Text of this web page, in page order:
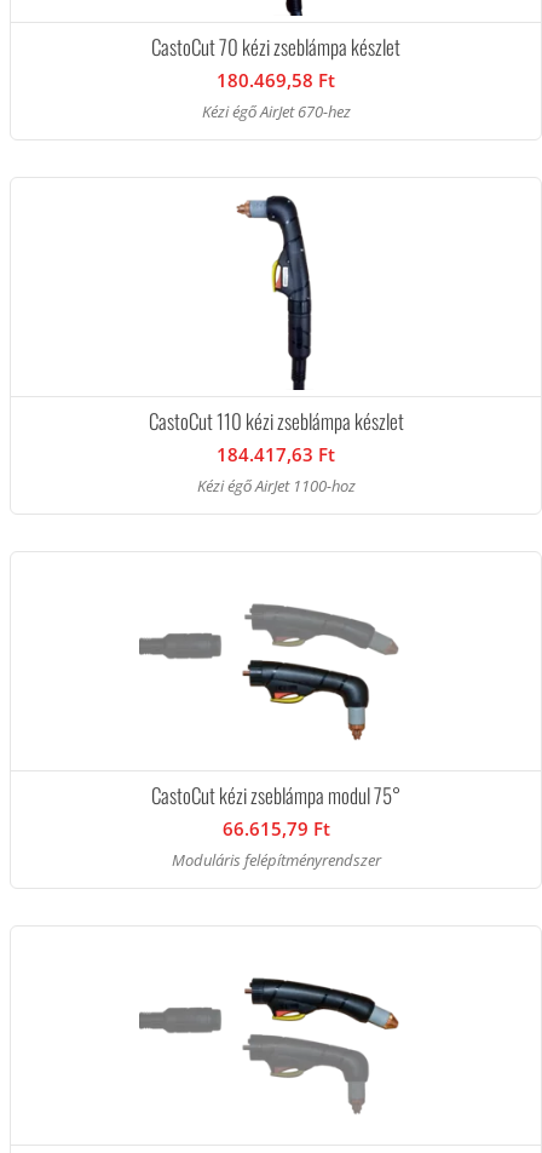
CastoCut 70 kézi zseblámpa készlet
180.469,58 Ft
Kézi égő AirJet 670-hez
CastoCut 110 kézi zseblámpa készlet
184.417,63 Ft
Kézi égő AirJet 1100-hoz
CastoCut kézi zseblámpa modul 75°
66.615,79 Ft
Moduláris felépítményrendszer